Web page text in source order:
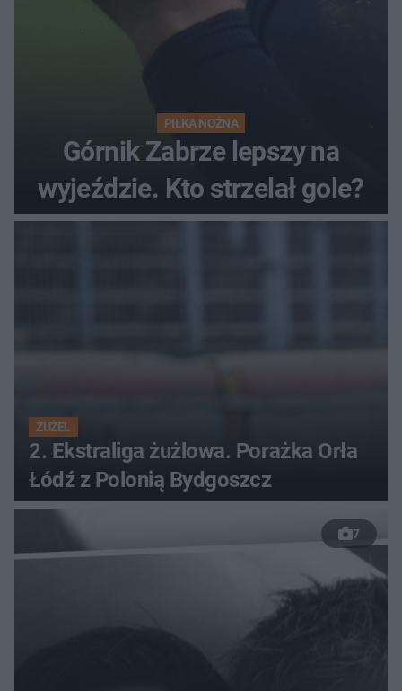
PIŁKA NOŻNA
Górnik Zabrze lepszy na
wyjeździe. Kto strzelał gole?
ŻUŻEL
2. Ekstraliga żużlowa. Porażka Orła
Łódź z Polonią Bydgoszcz
7